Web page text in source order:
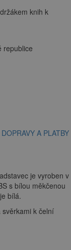
knih k
republice
A PLATBY
je vyroben v
s bílou měkčenou
bílá.
svěrkami k čelní